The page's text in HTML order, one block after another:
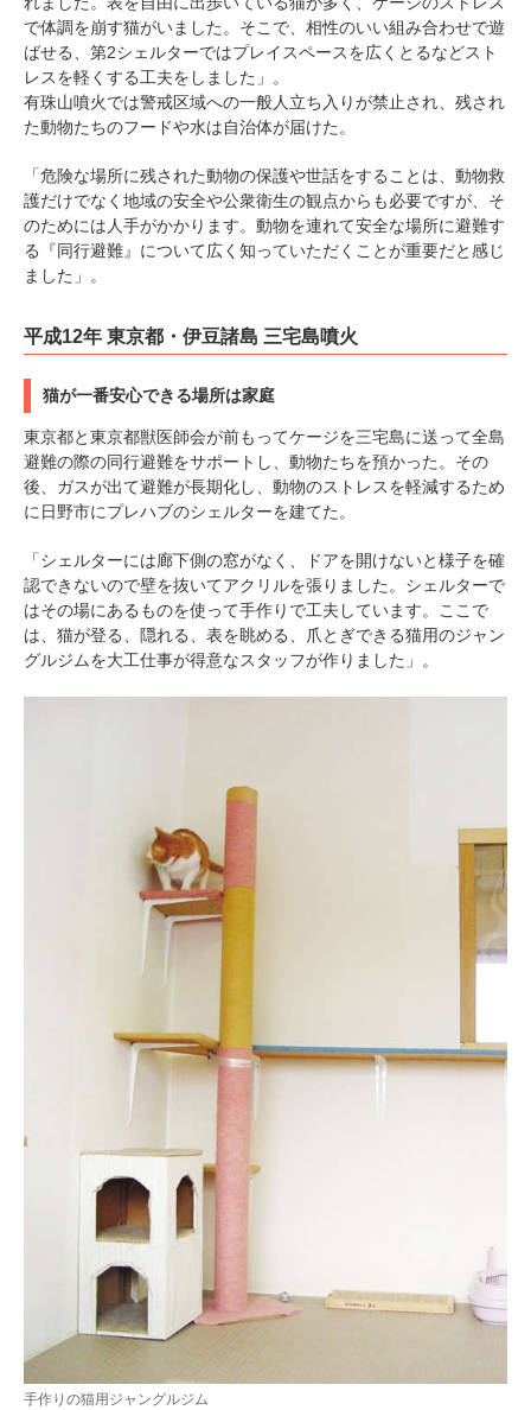
で体調を崩す猫がいました。そこで、相性のいい組み合わせで遊
ばせる、第2シェルターではプレイスペースを広くとるなどスト
レスを軽くする工夫をしました」。
有珠山噴火では警戒区域への一般人立ち入りが禁止され、残され
た動物たちのフードや水は自治体が届けた。
「危険な場所に残された動物の保護や世話をすることは、動物救
護だけでなく地域の安全や公衆衛生の観点からも必要ですが、そ
のためには人手がかかります。動物を連れて安全な場所に避難す
る『同行避難』について広く知っていただくことが重要だと感じ
ました」。
平成12年 東京都・伊豆諸島 三宅島噴火
猫が一番安心できる場所は家庭
東京都と東京都獣医師会が前もってケージを三宅島に送って全島
避難の際の同行避難をサポートし、動物たちを預かった。その
後、ガスが出て避難が長期化し、動物のストレスを軽減するため
に日野市にプレハブのシェルターを建てた。
「シェルターには廊下側の窓がなく、ドアを開けないと様子を確
認できないので壁を抜いてアクリルを張りました。シェルターで
はその場にあるものを使って手作りで工夫しています。ここで
は、猫が登る、隠れる、表を眺める、爪とぎできる猫用のジャン
グルジムを大工仕事が得意なスタッフが作りました」。
手作りの猫用ジャングルジム